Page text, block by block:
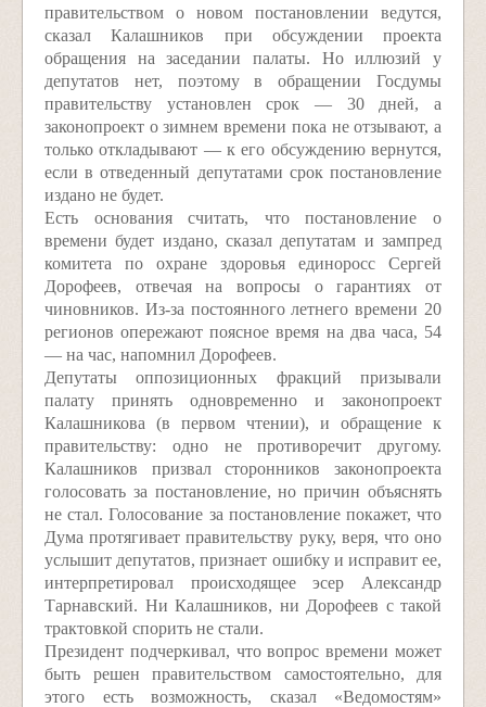
правительством о новом постановлении ведутся,
сказал Калашников при обсуждении проекта
обращения на заседании палаты. Но иллюзий у
депутатов нет, поэтому в обращении Госдумы
правительству установлен срок — 30 дней, а
законопроект о зимнем времени пока не отзывают, а
только откладывают — к его обсуждению вернутся,
если в отведенный депутатами срок постановление
издано не будет.
Есть основания считать, что постановление о
времени будет издано, сказал депутатам и зампред
комитета по охране здоровья единоросс Сергей
Дорофеев, отвечая на вопросы о гарантиях от
чиновников. Из-за постоянного летнего времени 20
регионов опережают поясное время на два часа, 54
— на час, напомнил Дорофеев.
Депутаты оппозиционных фракций призывали
палату принять одновременно и законопроект
Калашникова (в первом чтении), и обращение к
правительству: одно не противоречит другому.
Калашников призвал сторонников законопроекта
голосовать за постановление, но причин объяснять
не стал. Голосование за постановление покажет, что
Дума протягивает правительству руку, веря, что оно
услышит депутатов, признает ошибку и исправит ее,
интерпретировал происходящее эсер Александр
Тарнавский. Ни Калашников, ни Дорофеев с такой
трактовкой спорить не стали.
Президент подчеркивал, что вопрос времени может
быть решен правительством самостоятельно, для
этого есть возможность, сказал «Ведомостям»